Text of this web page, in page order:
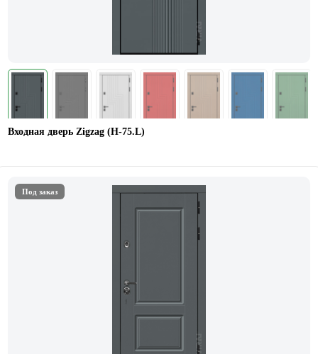
Входная дверь Zigzag (Н-75.L)
Под заказ